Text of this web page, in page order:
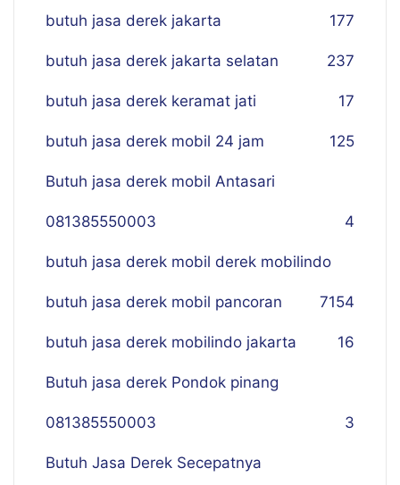
butuh jasa derek jakarta 177
butuh jasa derek jakarta selatan 237
butuh jasa derek keramat jati 17
butuh jasa derek mobil 24 jam 125
Butuh jasa derek mobil Antasari
081385550003 4
butuh jasa derek mobil derek mobilindo
154
butuh jasa derek mobil pancoran 7
butuh jasa derek mobilindo jakarta 16
Butuh jasa derek Pondok pinang
081385550003 3
Butuh Jasa Derek Secepatnya